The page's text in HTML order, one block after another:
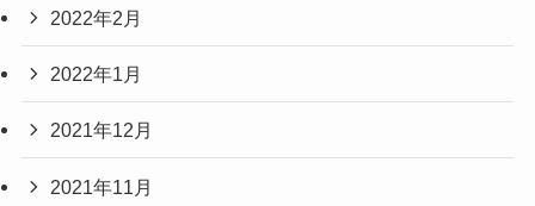
2022年2月
2022年1月
2021年12月
2021年11月